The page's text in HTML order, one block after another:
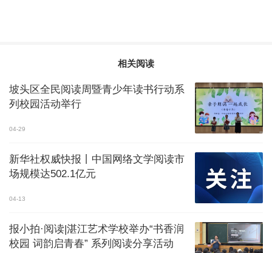
相关阅读
坡头区全民阅读周暨青少年读书行动系
列校园活动举行
04-29
新华社权威快报丨中国网络文学阅读市
场规模达502.1亿元
04-13
报小拍·阅读|湛江艺术学校举办“书香润
校园 词韵启青春” 系列阅读分享活动